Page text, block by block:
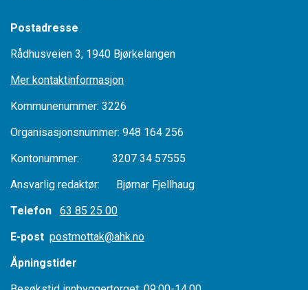
Postadresse
Rådhusveien 3, 1940 Bjørkelangen
Mer kontaktinformasjon
Kommunenummer: 3226
Organisasjonsnummer: 948 164 256
Kontonummer: 3207 34 57555
Ansvarlig redaktør: Bjørnar Fjellhaug
Telefon 63 85 25 00
E-post postmottak@ahk.no
Åpningstider